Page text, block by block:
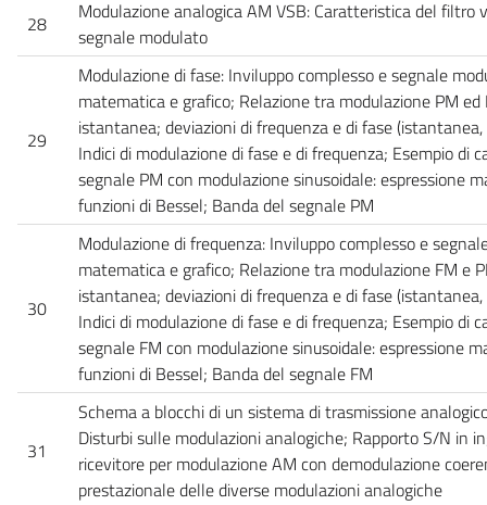
28
Modulazione analogica AM VSB: Caratteristica del filtro
segnale modulato
29
Modulazione di fase: Inviluppo complesso e segnale
matematica e grafico; Relazione tra modulazione PM ed
istantanea; deviazioni di frequenza e di fase (istantanea,
Indici di modulazione di fase e di frequenza; Esempio di
segnale PM con modulazione sinusoidale: espressione
funzioni di Bessel; Banda del segnale PM
30
Modulazione di frequenza: Inviluppo complesso e
matematica e grafico; Relazione tra modulazione FM e
istantanea; deviazioni di frequenza e di fase (istantanea,
Indici di modulazione di fase e di frequenza; Esempio di
segnale FM con modulazione sinusoidale: espressione
funzioni di Bessel; Banda del segnale FM
31
Schema a blocchi di un sistema di trasmissione
Disturbi sulle modulazioni analogiche; Rapporto S/N in
ricevitore per modulazione AM con demodulazione
prestazionale delle diverse modulazioni analogiche